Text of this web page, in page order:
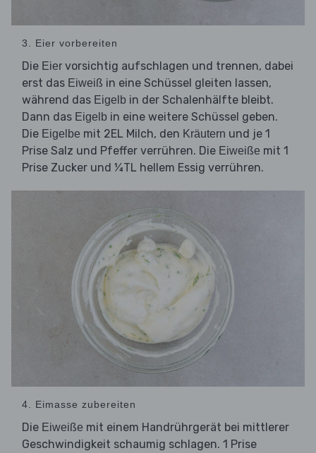
3. Eier vorbereiten
Die Eier vorsichtig aufschlagen und trennen, dabei
erst das Eiweiß in eine Schüssel gleiten lassen,
während das Eigelb in der Schalenhälfte bleibt.
Dann das Eigelb in eine weitere Schüssel geben.
Die Eigelbe mit 2EL Milch, den Kräutern und je 1
Prise Salz und Pfeffer verrühren. Die Eiweiße mit 1
Prise Zucker und ¼TL hellem Essig verrühren.
4. Eimasse zubereiten
Die Eiweiße mit einem Handrührgerät bei mittlerer
Geschwindigkeit schaumig schlagen. 1 Prise